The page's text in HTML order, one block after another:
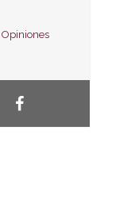
Opiniones